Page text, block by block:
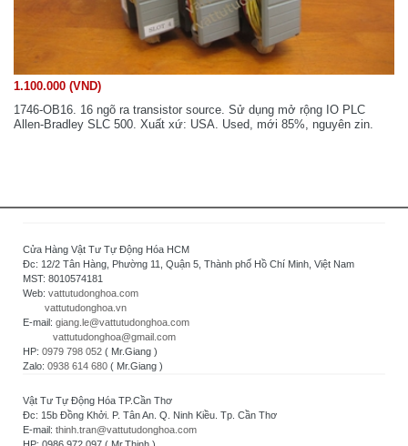
1.100.000 (VND)
1746-OB16. 16 ngõ ra transistor source. Sử dụng mở rộng IO PLC
Allen-Bradley SLC 500. Xuất xứ: USA. Used, mới 85%, nguyên zin.
Cửa Hàng Vật Tư Tự Động Hóa HCM
Đc: 12/2 Tân Hàng, Phường 11, Quận 5, Thành phố Hồ Chí Minh, Việt Nam
MST: 8010574181
Web: vattutudonghoa.com
vattutudonghoa.vn
E-mail: giang.le@vattutudonghoa.com
vattutudonghoa@gmail.com
HP: 0979 798 052 ( Mr.Giang )
Zalo: 0938 614 680 ( Mr.Giang )
Vật Tư Tự Động Hóa TP.Cần Thơ
Đc: 15b Đồng Khởi. P. Tân An. Q. Ninh Kiều. Tp. Cần Thơ
E-mail: thinh.tran@vattutudonghoa.com